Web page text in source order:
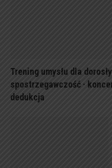
Trening umysłu dla
spostrzegawczość ·
dedukcja